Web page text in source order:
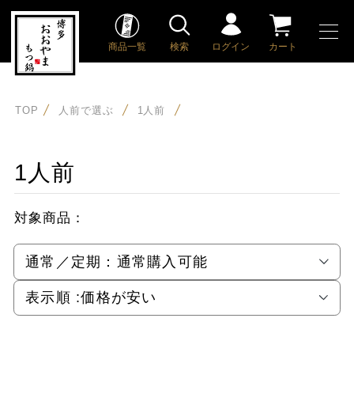
商品一覧 検索 ログイン カート
TOP 人前で選ぶ 1人前
1人前
対象商品：
通常／定期： 通常購入可能
表示順 :価格が安い